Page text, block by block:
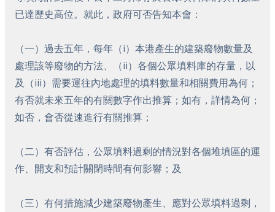
已達歷史高位。就此，政府可否告知本會：
（一）過去五年，每年（i）本港產生的建築廢物數量及
處理該等廢物的方法、（ii）各個公眾填料庫的存量，以
及（iii）需要運往內地處理的填料數量和相關費用為何；
有否就未來五年的有關數字作出推算；如有，詳情為何；
如否，會否從速進行有關推算；
（二）有否評估，公眾填料過剩的情況對各個堆填區的運
作、開支和預計關閉時間有何影響；及
（三）有何措施減少建築廢物產生、應對公眾填料過剩，